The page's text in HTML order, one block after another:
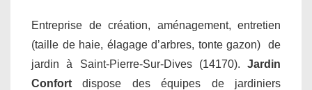
Entreprise de création, aménagement, entretien
(taille de haie, élagage d’arbres, tonte gazon) de
jardin à Saint-Pierre-Sur-Dives (14170). Jardin
Confort dispose des équipes de jardiniers